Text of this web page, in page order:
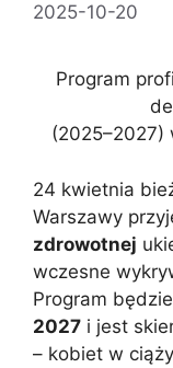
2025-10-20
Program
(2025–2027)
24 kwietnia
Warszawy
zdrowotnej
wczesne
Program
2027 i jest
– kobiet w